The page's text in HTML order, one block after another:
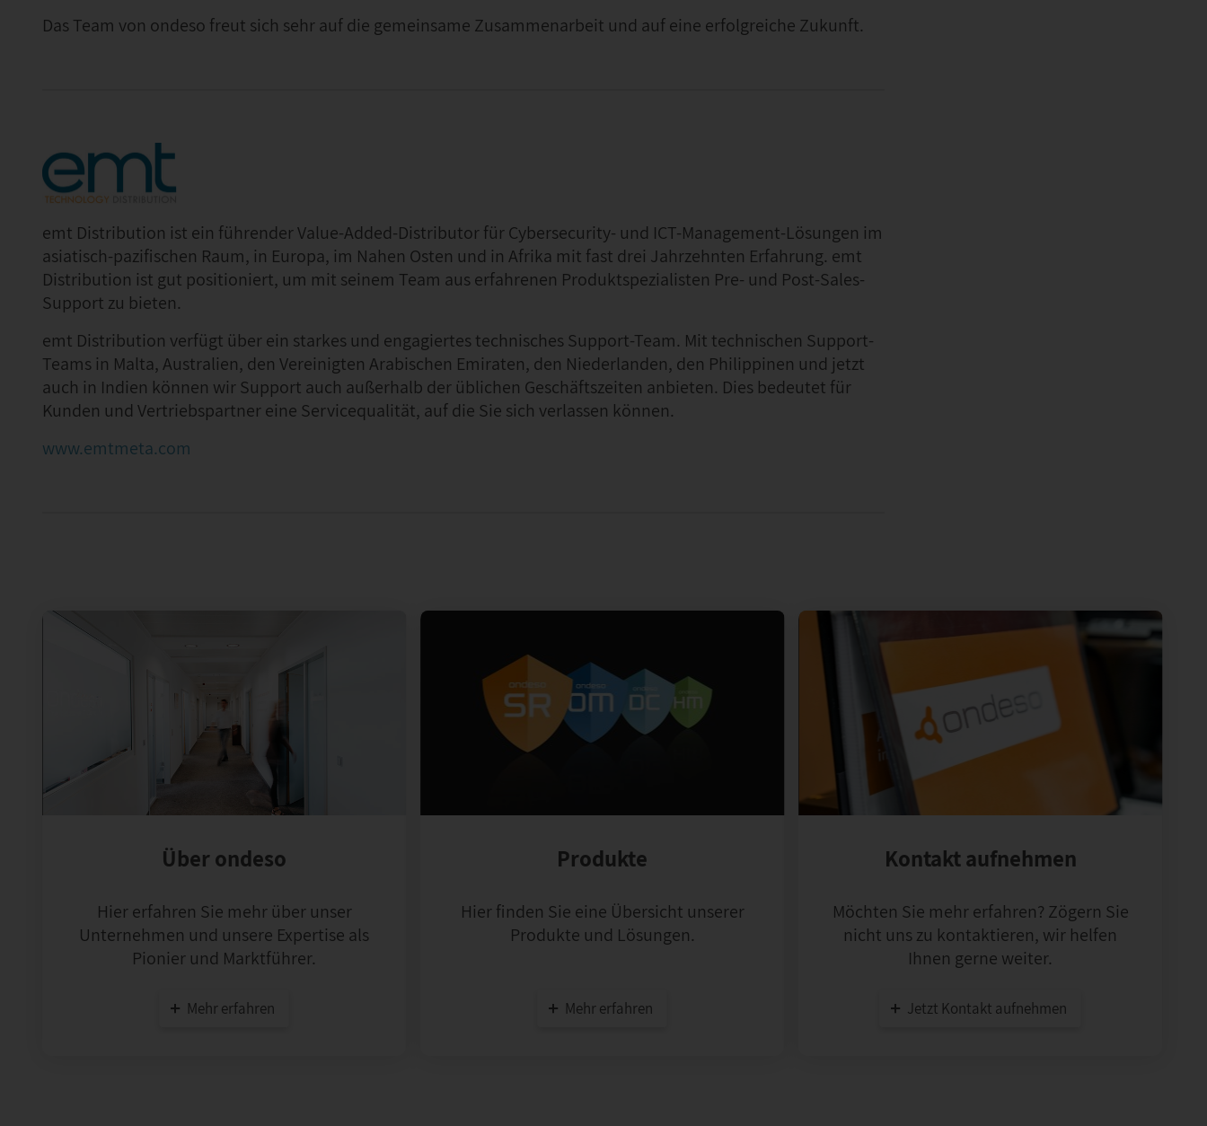
Das Team von ondeso freut sich sehr auf die gemeinsame Zusammenarbeit und auf eine erfolgreiche Zukunft.
emt Distribution ist ein führender Value-Added-Distributor für Cybersecurity- und ICT-Management-Lösungen im
asiatisch-pazifischen Raum, in Europa, im Nahen Osten und in Afrika mit fast drei Jahrzehnten Erfahrung. emt
Distribution ist gut positioniert, um mit seinem Team aus erfahrenen Produktspezialisten Pre- und Post-Sales-
Support zu bieten.
emt Distribution verfügt über ein starkes und engagiertes technisches Support-Team. Mit technischen Support-
Teams in Malta, Australien, den Vereinigten Arabischen Emiraten, den Niederlanden, den Philippinen und jetzt
auch in Indien können wir Support auch außerhalb der üblichen Geschäftszeiten anbieten. Dies bedeutet für
Kunden und Vertriebspartner eine Servicequalität, auf die Sie sich verlassen können.
www.emtmeta.com
Über ondeso
Hier erfahren Sie mehr über unser
Unternehmen und unsere Expertise als
Pionier und Marktführer.
Mehr erfahren
Produkte
Hier finden Sie eine Übersicht unserer
Produkte und Lösungen.
Mehr erfahren
Kontakt aufnehmen
Möchten Sie mehr erfahren? Zögern Sie
nicht uns zu kontaktieren, wir helfen
Ihnen gerne weiter.
Jetzt Kontakt aufnehmen